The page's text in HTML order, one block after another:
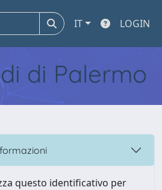
IT LOGIN
di Palermo
questo identificativo per